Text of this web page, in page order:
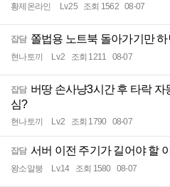
황제온라인 Lv.25 조회 1562 08-07
잡담 쫄법용 노트북 돌아가기만 하
현나토끼 Lv.2 조회 1211 08-07
잡담 버땅 손사냥3시간 후 타락 자
심?
현나토끼 Lv.2 조회 1790 08-07
잡담 서버 이전 주기가 길어야 할
왕소알붕 Lv.14 조회 1580 08-07